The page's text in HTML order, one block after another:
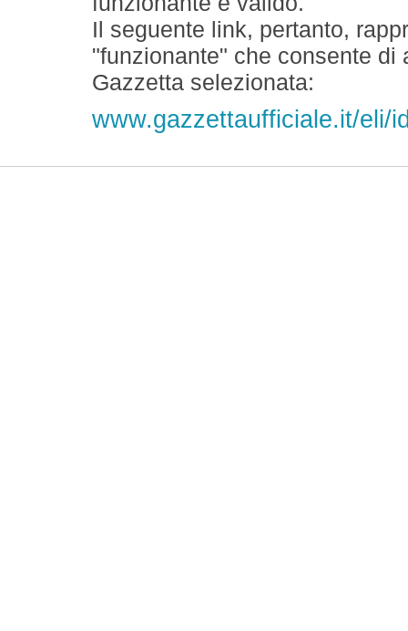
Il seguente link, pertanto,
"funzionante" che consente
Gazzetta selezionata:
www.gazzettaufficiale.it/eli/